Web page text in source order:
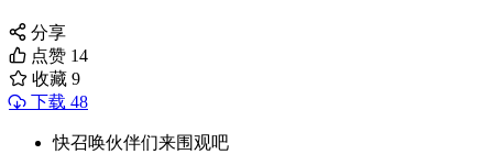
分享
点赞 14
收藏 9
下载 48
快召唤伙伴们来围观吧